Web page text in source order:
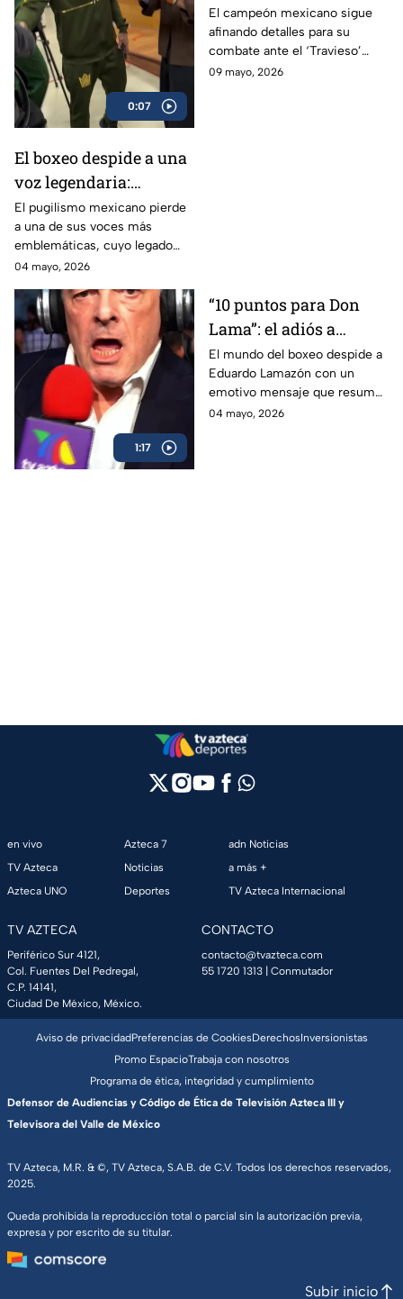
0:07
preparación para
enfrentar al ‘Travieso’
Arce
El campeón mexicano sigue
afinando detalles para su
combate ante el ‘Travieso’
Arce
09 mayo, 2026
El boxeo despide a una
voz legendaria:
Eduardo Lamazón
El pugilismo mexicano pierde
a una de sus voces más
emblemáticas, cuyo legado
marcó a generaciones.
04 mayo, 2026
1:17
“10 puntos para Don
Lama”: el adiós a
Eduardo Lamazón
El mundo del boxeo despide a
Eduardo Lamazón con un
emotivo mensaje que resume
su legado imborrable.
04 mayo, 2026
en vivo
TV Azteca
Azteca UNO
Azteca 7
Noticias
Deportes
adn Noticias
a más +
TV Azteca Internacional
TV AZTECA
Periférico Sur 4121,
Col. Fuentes Del Pedregal,
C.P. 14141,
Ciudad De México, México.
CONTACTO
contacto@tvazteca.com
55 1720 1313 | Conmutador
TV Azteca, M.R. & ©, TV Azteca, S.A.B. de C.V. Todos los derechos reservados,
2025.
Queda prohibida la reproducción total o parcial sin la autorización previa,
expresa y por escrito de su titular.
Aviso de privacidadPreferencias de CookiesDerechosInversionistas
Promo EspacioTrabaja con nosotros
Programa de ética, integridad y cumplimiento
Defensor de Audiencias y Código de Ética de Televisión Azteca III y
Televisora del Valle de México
Subir inicio